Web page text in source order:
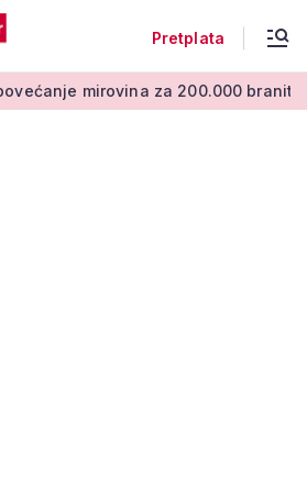
Pretplata
branitelja: Zakon u proceduri